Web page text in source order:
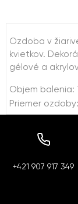
Ozdoba v
kvietkov.
gélové a
Objem balenia:
Priemer
+421 907 917 349